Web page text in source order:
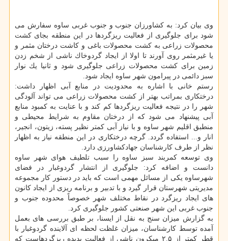
وی بیان كرد: به كشاورزان جنوب و جنوب غربی ساوه سفارش می
شود برای جلوگیری از فعالیت ریزگردها در این منطقه بجای كشت
محصولات زراعی به كشت محصولات باغی و كاشت درختان مثمر و
یا غیرمثمر روی آورند تا اولا از ایجاد گردوخاك ناشی از شخم زدن
زمین برای كشت محصولات زراعی جلوگیری شود و ثانیا یك نوار
سبز دائمی در پیرامون شهر ساوه ایجاد شود.
رستم خانی با اشاره به محدودیت در منابع آبی اظهار داشت:
درختكاری بمراتب بهتر از كشت محصولات زراعی می تواند آلودگی
شهر را در نتیجه فعالیت ریزگردها كم كند و با عنایت به كمبود منابع
آبی پیشنهاد می شود كه از درختان مقاوم به شرایط محیطی و
منطبق اقلیم شهر ساوه و با نیاز آبی كمتر نظیر پسته، زیتون، انجیر،
انار و... استفاده گردد. گرچه درختكاری در این منطقه نیاز به اظهار
نظر از طرف كارشناسان جهادكشاورزی دارد.
وی توسعه كمربند سبز ساوه را سبب تلطیف هوای شهر ساوه
دانست و اضافه كرد: جلوگیری از انتشار گردوغبار در فضای
شهرساوه یكی از مسائل مهمی است كه باید در دستور كار مجموعه
مدیریتی شهرستان قرار گیرد و با تدبیر و برنامه ریزی از ایجاد كانون
های ایجاد ریزگرد در نقاط مختلف شهر خصوصاً محدوده جنوب و
جنوب غربی این شهر صنعتی كشور جلوگیری كرد.
به گزارش میزان سنج به نقل از ایسنا، بر طبق بررسی های بعمل
آمده توسط كارشناسان، میزان غلظت لحظه ای آلاینده گردوغبار با
قطر كمتر از ۲.۵ میكرون ناشی از فعالیت پدیده ریزگردهاست كه